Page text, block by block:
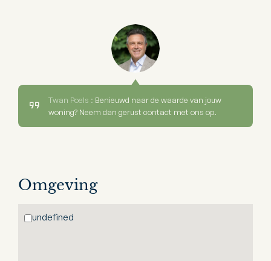
Twan Poels : Benieuwd naar de waarde van jouw
woning? Neem dan gerust contact met ons op.
Omgeving
undefined